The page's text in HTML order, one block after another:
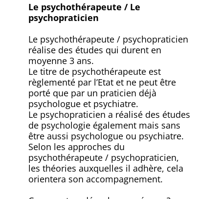
Le psychothérapeute / Le
psychopraticien
Le psychothérapeute / psychopraticien
réalise des études qui durent en
moyenne 3 ans.
Le titre de psychothérapeute est
règlementé par l’Etat et ne peut être
porté que par un praticien déjà
psychologue et psychiatre.
Le psychopraticien a réalisé des études
de psychologie également mais sans
être aussi psychologue ou psychiatre.
Selon les approches du
psychothérapeute / psychopraticien,
les théories auxquelles il adhère, cela
orientera son accompagnement.